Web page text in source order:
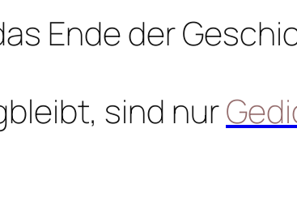
Ende der
sind nur